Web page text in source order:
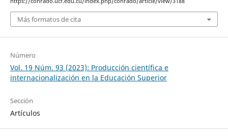
Más formatos de cita
Número
Vol. 19 Núm. 93 (2023): Producción científica e
internacionalización en la Educación Superior
Sección
Artículos